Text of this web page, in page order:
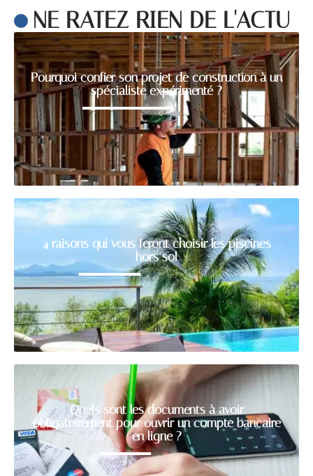
NE RATEZ RIEN DE L'ACTU
Pourquoi confier son projet de construction à un
spécialiste expérimenté ?
4 raisons qui vous feront choisir les piscines
hors sol
Quels sont les documents à avoir
obligatoirement pour ouvrir un compte bancaire
en ligne ?